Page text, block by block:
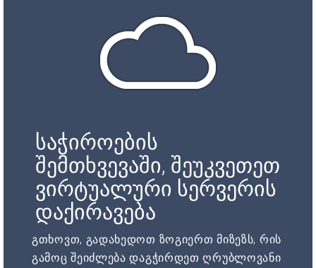
საჭიროების
შემთხვევაში, შეუკვეთეთ
ვირტუალური სერვერის
დაქირავება
გთხოვთ, გადახედოთ ზოგიერთ მიზეზს, რის
გამოც შეიძლება დაგჭირდეთ ღრუბლოვანი